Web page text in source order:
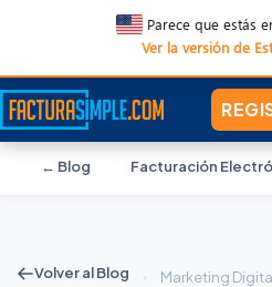
Parece que estás
Ver la versión de
← Blog Facturación
Volver al Blog › Marketing